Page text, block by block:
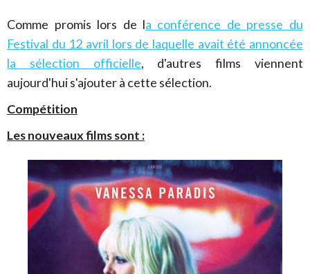
Comme promis lors de la conférence de presse du
Festival du 12 avril lors de laquelle avait été annoncée
la sélection officielle, d'autres films viennent
aujourd'hui s'ajouter à cette sélection.
Compétition
Les nouveaux films sont :